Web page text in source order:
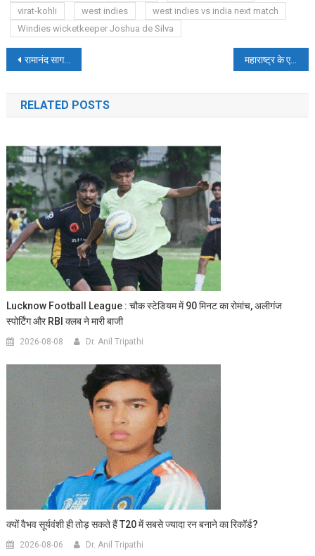
virat-kohli
west indies
west indies vs india next match
Windies wicketkeeper Joshua de Silva
Post
navigation
रामानंद सागर की रामायण ने लॉकडाउन में रच दिया था ये इतिहास, एक एपिसोड ने तोड़ दिया था वर्ल्ड रिकॉर्ड महाराष्ट्र के एक ही परिवार के चार सदस्यों ने की आत्महत्या, मृतकों में एक वृद्ध दम्पति भी शामिल
RELATED POSTS
Lucknow Football League : चौक स्टेडियम में 90 मिनट का रोमांच, अलीगंज
स्पोर्टिंग और RBI क्लब ने मारी बाजी
2026-08-08 Dr. Anil Tripathi
क्यों वैभव सूर्यवंशी ही तोड़ सकते हैं T20 में सबसे ज्यादा रन बनाने का रिकॉर्ड?
2026-08-06 Dr. Anil Tripathi